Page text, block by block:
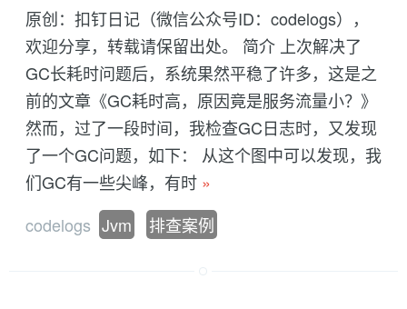
原创：扣钉日记（微信公众号ID：codelogs），
欢迎分享，转载请保留出处。 简介 上次解决了
GC长耗时问题后，系统果然平稳了许多，这是之
前的文章《GC耗时高，原因竟是服务流量小？》
然而，过了一段时间，我检查GC日志时，又发现
了一个GC问题，如下： 从这个图中可以发现，我
们GC有一些尖峰，有时 »
codelogs Jvm 排查案例